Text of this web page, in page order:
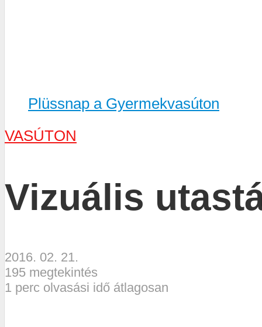
Plüssnap a Gyermekvasúton
VASÚTON
Vizuális
2016. 02. 21.
195 megtekintés
1 perc olvasási idő átlagosan